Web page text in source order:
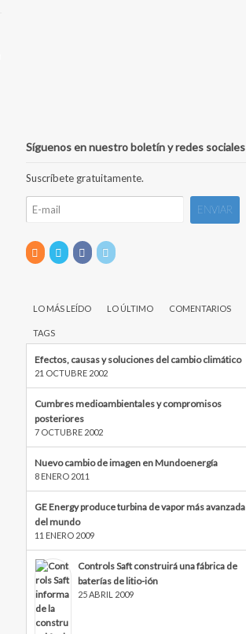
Síguenos en nuestro boletín y redes sociales
Suscríbete gratuitamente.
LO MÁS LEÍDO LO ÚLTIMO COMENTARIOS
TAGS
Efectos, causas y soluciones del cambio climático
21 OCTUBRE 2002
Cumbres medioambientales y compromisos
posteriores
7 OCTUBRE 2002
Nuevo cambio de imagen en Mundoenergía
8 ENERO 2011
GE Energy produce turbina de vapor más avanzada
del mundo
11 ENERO 2009
Controls Saft construirá una fábrica de
baterías de litio-ión
25 ABRIL 2009